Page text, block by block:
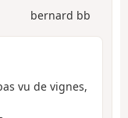
bernard bb
vu de vignes,